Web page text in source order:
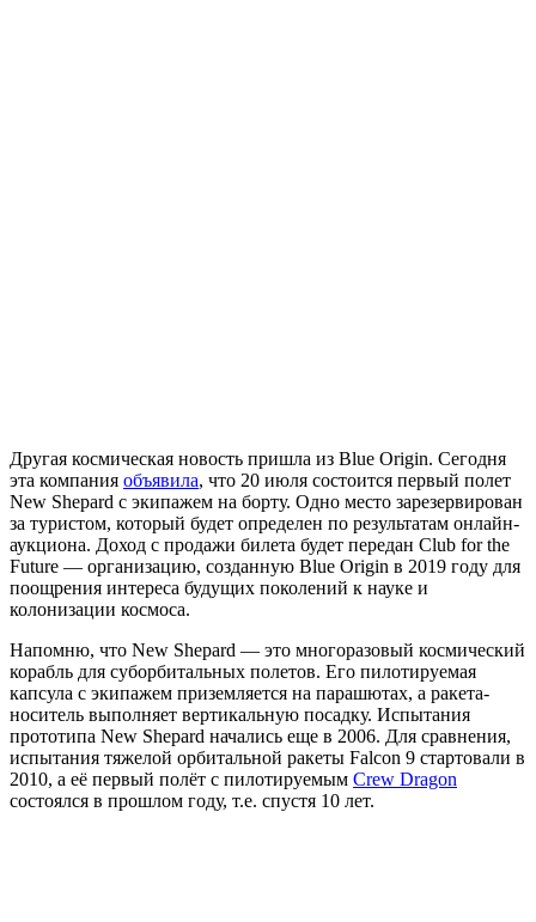
Другая космическая новость пришла из Blue Origin. Сегодня
эта компания объявила, что 20 июля состоится первый полет
New Shepard с экипажем на борту. Одно место зарезервирован
за туристом, который будет определен по результатам онлайн-
аукциона. Доход с продажи билета будет передан Club for the
Future — организацию, созданную Blue Origin в 2019 году для
поощрения интереса будущих поколений к науке и
колонизации космоса.
Напомню, что New Shepard — это многоразовый космический
корабль для суборбитальных полетов. Его пилотируемая
капсула с экипажем приземляется на парашютах, а ракета-
носитель выполняет вертикальную посадку. Испытания
прототипа New Shepard начались еще в 2006. Для сравнения,
испытания тяжелой орбитальной ракеты Falcon 9 стартовали в
2010, а её первый полёт с пилотируемым Crew Dragon
состоялся в прошлом году, т.е. спустя 10 лет.